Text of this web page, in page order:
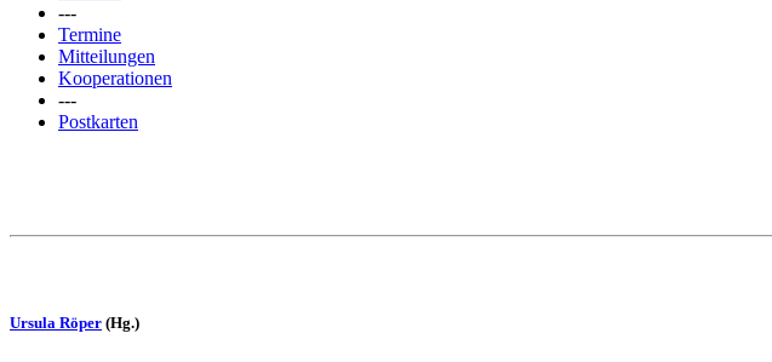
---
Termine
Mitteilungen
Kooperationen
---
Postkarten
Ursula Röper (Hg.)